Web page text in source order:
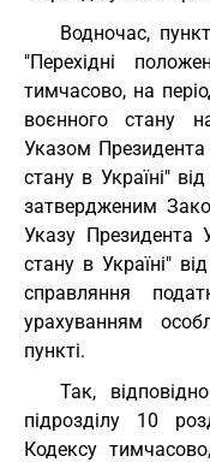
Водночас,
"Перехідні
тимчасово, на
воєнного стану
Указом
стану в Україні"
затвердженим
Указу Президента
стану в Україні"
справляння
урахуванням
пункті.
Так,
підрозділу 10
Кодексу